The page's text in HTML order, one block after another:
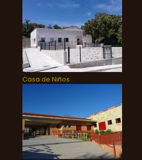
Casa de Niños